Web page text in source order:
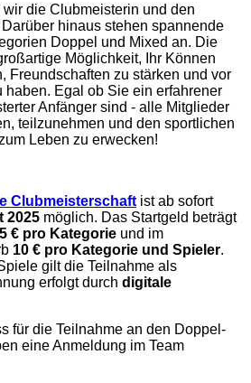
die Clubmeisterin und den
hinaus stehen spannende
Doppel und Mixed an. Die
Möglichkeit, Ihr Können
Freundschaften zu stärken und vor
haben. Egal ob Sie ein erfahrener
Anfänger sind - alle Mitglieder
teilzunehmen und den sportlichen
Leben zu erwecken!
Clubmeisterschaft ist ab sofort
2025 möglich. Das Startgeld beträgt
€ pro Kategorie und im
10 € pro Kategorie und Spieler.
gilt die Teilnahme als
erfolgt durch digitale
für die Teilnahme an den Doppel-
eine Anmeldung im Team